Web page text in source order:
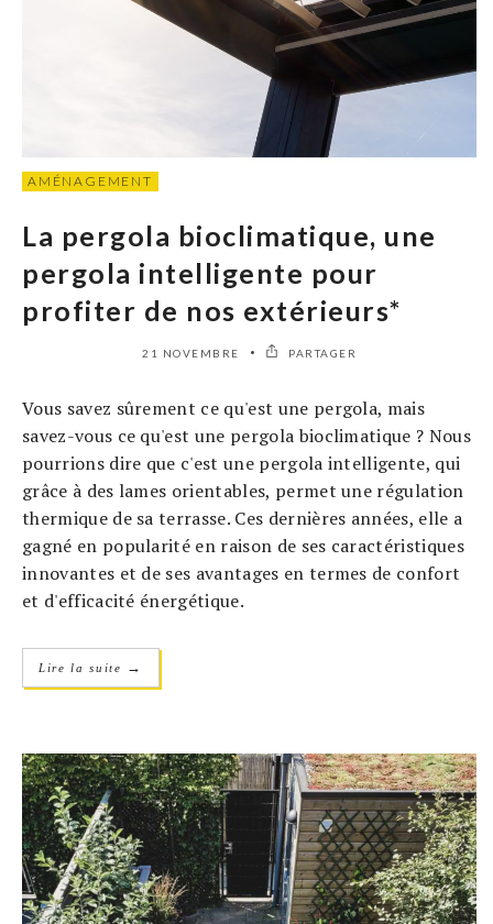
AMÉNAGEMENT
La pergola bioclimatique, une
pergola intelligente pour
profiter de nos extérieurs*
21 NOVEMBRE PARTAGER
Vous savez sûrement ce qu'est une pergola, mais
savez-vous ce qu'est une pergola bioclimatique ? Nous
pourrions dire que c'est une pergola intelligente, qui
grâce à des lames orientables, permet une régulation
thermique de sa terrasse. Ces dernières années, elle a
gagné en popularité en raison de ses caractéristiques
innovantes et de ses avantages en termes de confort
et d'efficacité énergétique.
Lire la suite →